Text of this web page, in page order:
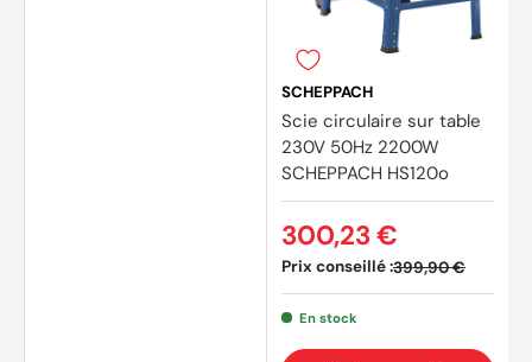
SCHEPPACH
Scie circulaire sur table
230V 50Hz 2200W
SCHEPPACH HS120o
Prix conseillé :399,90 €
300,23 €
En stock